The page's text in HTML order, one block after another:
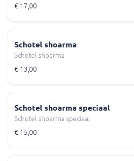
€ 17,00
Schotel shoarma
Schotel shoarma
€ 13,00
Schotel shoarma speciaal
Schotel shoarma speciaal
€ 15,00